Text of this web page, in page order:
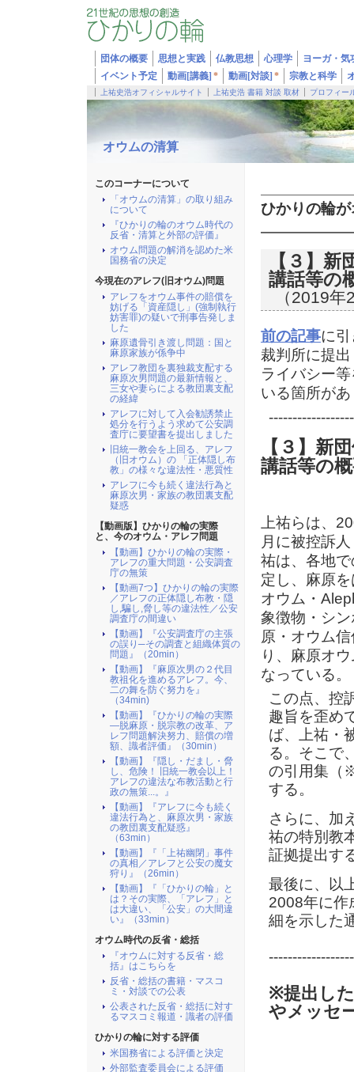
団体の概要 思想と実践 仏教思想 心理学
ヨーガ・気
イベント予定
動画[講義] * 動画[対談] * 宗教と科学
上祐史浩オフィシャルサイト 上祐史浩 書籍 対談 取材 プロフィー
オウムの清算
ひかりの輪
【３】
講話等の
（2019
前の記事に
裁判所に提
ライバシー
いる箇所が
【３】新
講話等の
上祐らは、
月に被控訴
祐は、各地
定し、麻原
オウム・
象徴物・シ
原・オウム
り、麻原オ
なっている。
この点、控
趣旨を歪め
ば、上祐・
る。そこで
の引用集（
する。
さらに、加
祐の特別教
証拠提出す
最後に、以
2008年に作
細を示した
※提出し
やメッセ
このコーナーについて
「オウムの清算」の取り組み
について
『ひかりの輪のオウム時代の
反省・清算と外部の評価』
オウム問題の解消を認めた米
国務省の決定
今現在のアレフ(旧オウム)問題
アレフをオウム事件の賠償を
妨げる「資産隠し」(強制執行
妨害罪)の疑いで刑事告発しま
した
麻原遺骨引き渡し問題：国と
麻原家族が係争中
アレフ教団を裏独裁支配する
麻原次男問題の最新情報と、
三女や妻らによる教団裏支配
の経緯
アレフに対して入会勧誘禁止
処分を行うよう求めて公安調
査庁に要望書を提出しました
旧統一教会を上回る、アレフ
（旧オウム）の 「正体隠し布
教」の様々な違法性・悪質性
アレフに今も続く違法行為と
麻原次男・家族の教団裏支配
疑惑
【動画版】ひかりの輪の実際
と、今のオウム・アレフ問題
【動画】ひかりの輪の実際・
アレフの重大問題・公安調査
庁の無策
【動画7つ】ひかりの輪の実際
／アレフの正体隠し布教・隠
し,騙し,脅し等の違法性／公安
調査庁の間違い
【動画】『公安調査庁の主張
の誤り─その調査と組織体質の
問題』（20min）
【動画】『麻原次男の２代目
教祖化を進めるアレフ。今、
二の舞を防ぐ努力を』
（34min)
【動画】『ひかりの輪の実際
―脱麻原・脱宗教の改革、ア
レフ問題解決努力、賠償の増
額、識者評価』（30min）
【動画】『隠し・だまし・脅
し、危険！ 旧統一教会以上！
アレフの違法な布教活動と行
政の無策...。』
【動画】『アレフに今も続く
違法行為と、麻原次男・家族
の教団裏支配疑惑』
（63min）
【動画】『「上祐幽閉」事件
の真相／アレフと公安の魔女
狩り』（26min）
【動画】『「ひかりの輪」と
は？その実際、「アレフ」と
は大違い、「公安」の大間違
い』（33min）
オウム時代の反省・総括
『オウムに対する反省・総
括』はこちらを
反省・総括の書籍・マスコ
ミ・対談での公表
公表された反省・総括に対す
るマスコミ報道・識者の評価
ひかりの輪に対する評価
米国務省による評価と決定
外部監査委員会による評価